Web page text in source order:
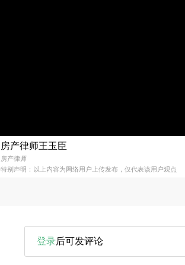
房产律师王玉臣
房产律师
特别声明：以上内容为网络用户上传发布，仅代表该用户观点
登录后可发评论